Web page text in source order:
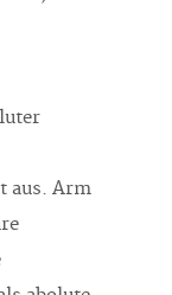
aus. Arm